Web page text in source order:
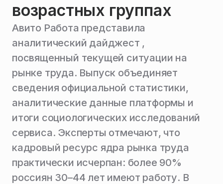
возрастных группах
Авито Работа представила
аналитический дайджест ,
посвященный текущей ситуации на
рынке труда. Выпуск объединяет
сведения официальной статистики,
аналитические данные платформы и
итоги социологических исследований
сервиса. Эксперты отмечают, что
кадровый ресурс ядра рынка труда
практически исчерпан: более 90%
россиян 30–44 лет имеют работу. В